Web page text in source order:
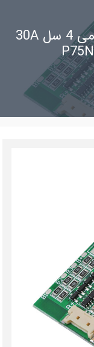
ماژول محافظ شارژ باتری لیتیومی 4 سل 30A